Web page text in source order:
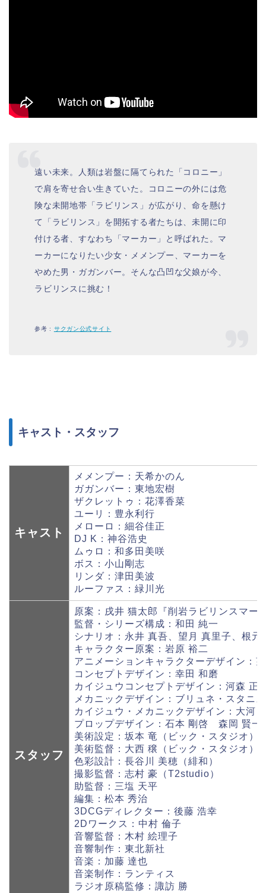
遠い未来。人類は岩盤に隔てられた「コロニー」
で肩を寄せ合い生きていた。コロニーの外には危
険な未開地帯「ラビリンス」が広がり、命を懸け
て「ラビリンス」を開拓する者たちは、未開に印
付ける者、すなわち「マーカー」と呼ばれた。マ
ーカーになりたい少女・メメンプー、マーカーを
やめた男・ガガンバー。そんな凸凹な父娘が今、
ラビリンスに挑む！
参考 : サクガン公式サイト
キャスト・スタッフ
キャスト
メメンプー：天希かのん
ガガンバー：東地宏樹
ザクレットゥ：花澤香菜
ユーリ：豊永利行
メローロ：細谷佳正
DJ K：神谷浩史
ムゥロ：和多田美咲
ボス：小山剛志
リンダ：津田美波
ルーファス：緑川光
スタッフ
原案：戌井 猫太郎『削岩ラビリンスマー
監督・シリーズ構成：和田 純一
シナリオ：永井 真吾、望月 真里子、根元
キャラクター原案：岩原 裕二
アニメーションキャラクターデザイン：
コンセプトデザイン：幸田 和磨
カイジュウコンセプトデザイン：河森 正
メカニックデザイン：ブリュネ・スタニ
カイジュウ・メカニックデザイン：大河
プロップデザイン：石本 剛啓 森岡 賢一
美術設定：坂本 竜（ビック・スタジオ）
美術監督：大西 穣（ビック・スタジオ）
色彩設計：長谷川 美穂（緋和）
撮影監督：志村 豪（T2studio）
助監督：三塩 天平
編集：松本 秀治
3DCGディレクター：後藤 浩幸
2Dワークス：中村 倫子
音響監督：木村 絵理子
音響制作：東北新社
音楽：加藤 達也
音楽制作：ランティス
ラジオ原稿監修：諏訪 勝